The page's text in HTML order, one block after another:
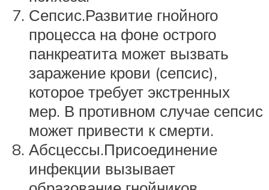
Сепсис.Развитие гнойного
процесса на фоне острого
панкреатита может вызвать
заражение крови (сепсис),
которое требует экстренных
мер. В противном случае сепсис
может привести к смерти.
Абсцессы.Присоединение
инфекции вызывает